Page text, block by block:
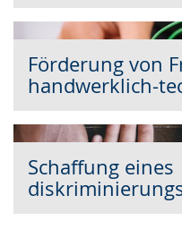
Förderung von
handwerklich-
Schaffung eines